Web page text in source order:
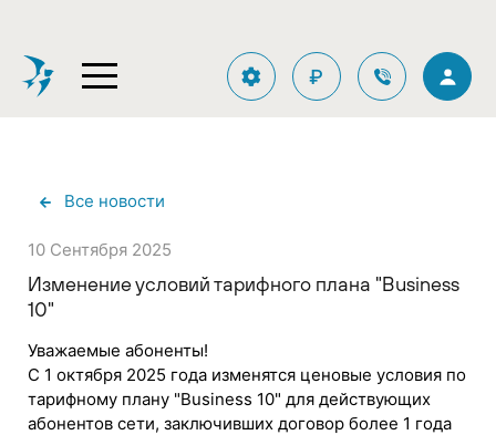
Все новости
10 Сентября 2025
Изменение условий тарифного плана "Business
10"
Уважаемые абоненты!
С 1 октября 2025 года изменятся ценовые условия по
тарифному плану "Business 10" для действующих
абонентов сети, заключивших договор более 1 года
₽